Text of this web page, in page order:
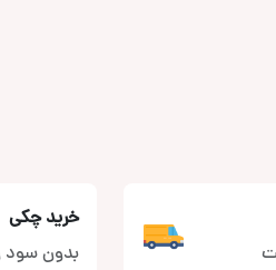
خرید چکی
بدون سود